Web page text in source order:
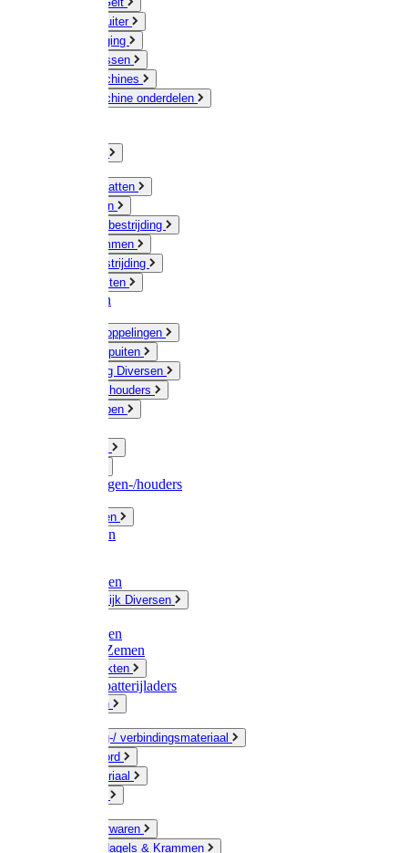
Paard & Ruiter
Veeverzorging
Scheermessen
Scheermachines
Scheermachine onderdelen
Muizen / Ratten
Drukspuiten
Ongediertebestrijding
Mollenklemmen
Onkruidbestrijding
Vliegenkasten
Meststoffen
Messing koppelingen
Gieters / Spuiten
Besproeiing Diversen
Slangen & houders
Waterpompen
Slangenwagen-/houders
Olie / Vetten
Chemicalien
Plasticzakken
Huishoudelijk Diversen
Zaksluitingen
Sponzen / Zemen
Zeepprodukten
Batterij & batterijladers
Zaklampen
Verpakking-/ verbindingsmateriaal
Touw / Koord
Afdekmateriaal
Kleine ijzerwaren
Spijkers, Nagels & Krammen